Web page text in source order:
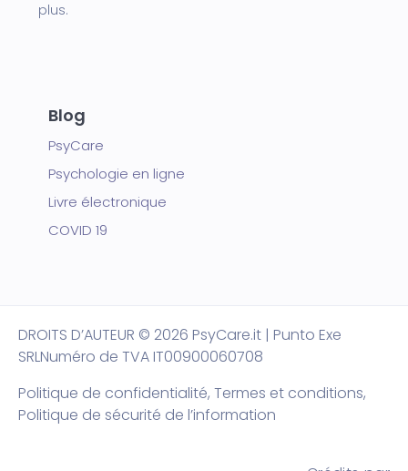
plus.
Blog
PsyCare
Psychologie en ligne
Livre électronique
COVID 19
DROITS D’AUTEUR © 2026 PsyCare.it | Punto Exe
SRLNuméro de TVA IT00900060708
Politique de confidentialité, Termes et conditions,
Politique de sécurité de l’information